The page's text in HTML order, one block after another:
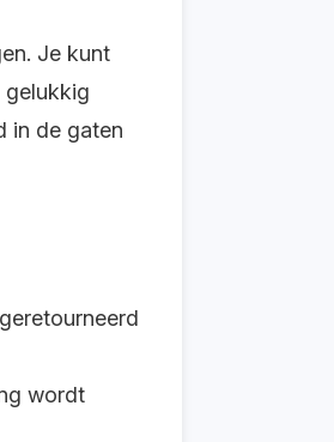
Je kunt
gelukkig
in de gaten
wordt